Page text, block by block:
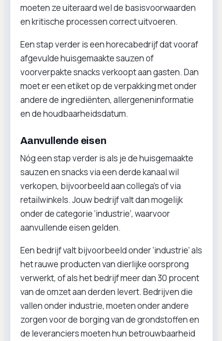
moeten ze uiteraard wel de basisvoorwaarden
en kritische processen correct uitvoeren.
Een stap verder is een horecabedrijf dat vooraf
afgevulde huisgemaakte sauzen of
voorverpakte snacks verkoopt aan gasten. Dan
moet er een etiket op de verpakking met onder
andere de ingrediënten, allergeneninformatie
en de houdbaarheidsdatum.
Aanvullende eisen
Nóg een stap verder is als je de huisgemaakte
sauzen en snacks via een derde kanaal wil
verkopen, bijvoorbeeld aan collega’s of via
retailwinkels. Jouw bedrijf valt dan mogelijk
onder de categorie ‘industrie’, waarvoor
aanvullende eisen gelden.
Een bedrijf valt bijvoorbeeld onder ‘industrie’ als
het rauwe producten van dierlijke oorsprong
verwerkt, of als het bedrijf meer dan 30 procent
van de omzet aan derden levert. Bedrijven die
vallen onder industrie, moeten onder andere
zorgen voor de borging van de grondstoffen en
de leveranciers moeten hun betrouwbaarheid